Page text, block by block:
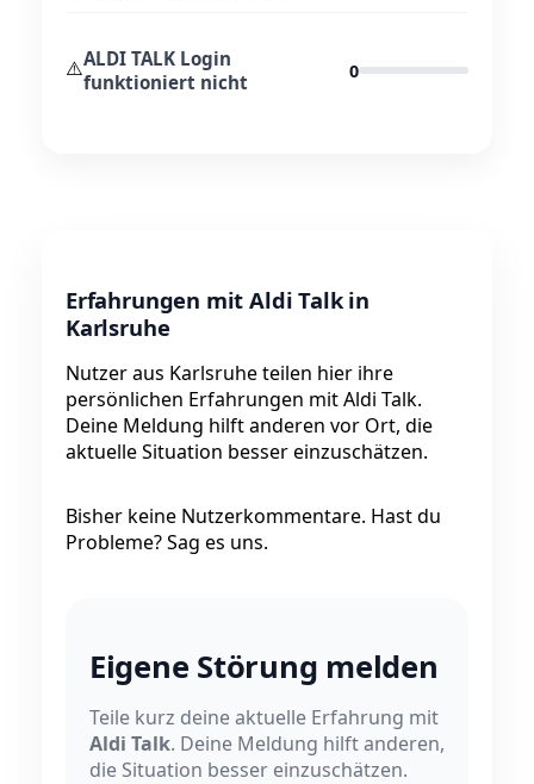
⚠️ALDI TALK Login
funktioniert nicht
0
Erfahrungen mit Aldi Talk in
Karlsruhe
Nutzer aus Karlsruhe teilen hier ihre
persönlichen Erfahrungen mit Aldi Talk.
Deine Meldung hilft anderen vor Ort, die
aktuelle Situation besser einzuschätzen.
Bisher keine Nutzerkommentare. Hast du
Probleme? Sag es uns.
Eigene Störung melden
Teile kurz deine aktuelle Erfahrung mit
Aldi Talk. Deine Meldung hilft anderen,
die Situation besser einzuschätzen.